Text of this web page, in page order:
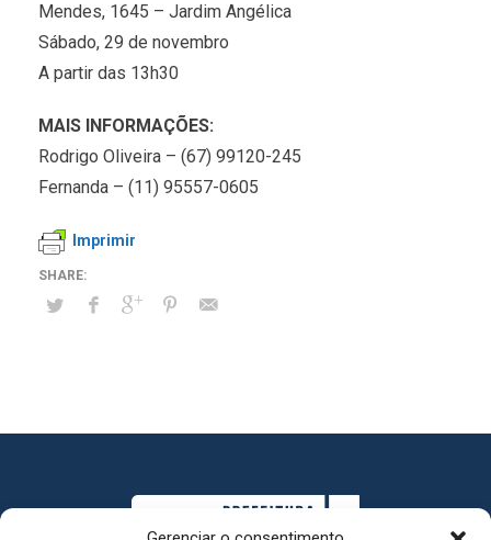
Mendes, 1645 – Jardim Angélica
Sábado, 29 de novembro
A partir das 13h30
MAIS INFORMAÇÕES:
Rodrigo Oliveira – (67) 99120-245
Fernanda – (11) 95557-0605
Imprimir